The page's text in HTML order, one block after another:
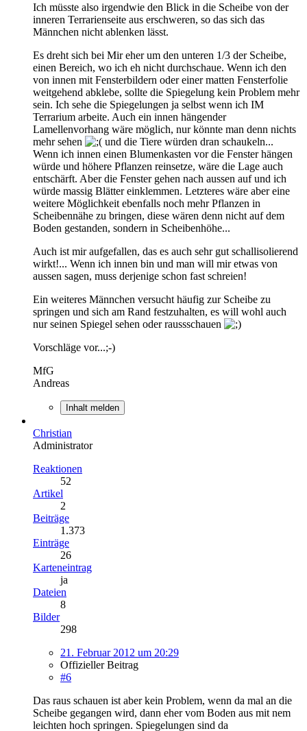
Ich müsste also irgendwie den Blick in die Scheibe von der
inneren Terrarienseite aus erschweren, so das sich das
Männchen nicht ablenken lässt.
Es dreht sich bei Mir eher um den unteren 1/3 der Scheibe,
einen Bereich, wo ich eh nicht durchschaue. Wenn ich den
von innen mit Fensterbildern oder einer matten Fensterfolie
weitgehend abklebe, sollte die Spiegelung kein Problem mehr
sein. Ich sehe die Spiegelungen ja selbst wenn ich IM
Terrarium arbeite. Auch ein innen hängender
Lamellenvorhang wäre möglich, nur könnte man denn nichts
mehr sehen
und die Tiere würden dran schaukeln...
Wenn ich innen einen Blumenkasten vor die Fenster hängen
würde und höhere Pflanzen reinsetze, wäre die Lage auch
entschärft. Aber die Fenster gehen nach aussen auf und ich
würde massig Blätter einklemmen. Letzteres wäre aber eine
weitere Möglichkeit ebenfalls noch mehr Pflanzen in
Scheibennähe zu bringen, diese wären denn nicht auf dem
Boden gestanden, sondern in Scheibenhöhe...
Auch ist mir aufgefallen, das es auch sehr gut schallisolierend
wirkt!... Wenn ich innen bin und man will mir etwas von
aussen sagen, muss derjenige schon fast schreien!
Ein weiteres Männchen versucht häufig zur Scheibe zu
springen und sich am Rand festzuhalten, es will wohl auch
nur seinen Spiegel sehen oder raussschauen
Vorschläge vor...;-)
MfG
Andreas
Inhalt melden
Christian
Administrator
Reaktionen
52
Artikel
2
Beiträge
1.373
Einträge
26
Karteneintrag
ja
Dateien
8
Bilder
298
21. Februar 2012 um 20:29
Offizieller Beitrag
#6
Das raus schauen ist aber kein Problem, wenn da mal an die
Scheibe gegangen wird, dann eher vom Boden aus mit nem
leichten hoch springen. Spiegelungen sind da